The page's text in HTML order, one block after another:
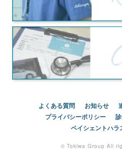
よくある質問 お知らせ
プライバシーポリシー
ペイシェントハラ
© Tokiwa Group All